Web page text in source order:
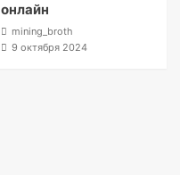
онлайн
mining_broth
9 октября 2024